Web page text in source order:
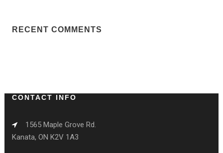
RECENT COMMENTS
CONTACT INFO
1565 Maple Grove Rd.
Kanata, ON K2V 1A3